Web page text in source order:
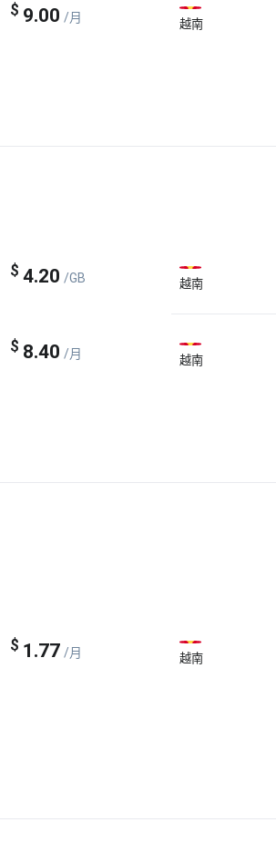
$ 9.00 /月 越南
$ 4.20 /GB 越南
$ 8.40 /月 越南
$ 1.77 /月 越南